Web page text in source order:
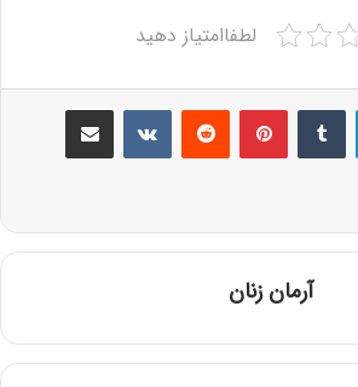
لطفاامتیاز دهید
LinkedIn
Tumblr
Pinterest
Reddit
VKontakte
Share via Email
آرمان زنان